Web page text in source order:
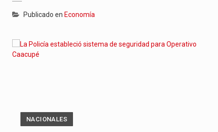
Publicado en Economía
NACIONALES